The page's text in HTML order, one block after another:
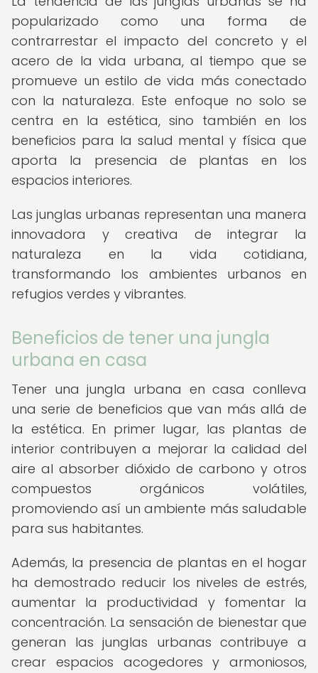
popularizado como una forma de
contrarrestar el impacto del concreto y el
acero de la vida urbana, al tiempo que se
promueve un estilo de vida más conectado
con la naturaleza. Este enfoque no solo se
centra en la estética, sino también en los
beneficios para la salud mental y física que
aporta la presencia de plantas en los
espacios interiores.
Las junglas urbanas representan una manera
innovadora y creativa de integrar la
naturaleza en la vida cotidiana,
transformando los ambientes urbanos en
refugios verdes y vibrantes.
Beneficios de tener una jungla
urbana en casa
Tener una jungla urbana en casa conlleva
una serie de beneficios que van más allá de
la estética. En primer lugar, las plantas de
interior contribuyen a mejorar la calidad del
aire al absorber dióxido de carbono y otros
compuestos orgánicos volátiles,
promoviendo así un ambiente más saludable
para sus habitantes.
Además, la presencia de plantas en el hogar
ha demostrado reducir los niveles de estrés,
aumentar la productividad y fomentar la
concentración. La sensación de bienestar que
generan las junglas urbanas contribuye a
crear espacios acogedores y armoniosos,